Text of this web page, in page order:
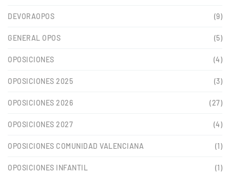
DEVORAOPOS (9)
GENERAL OPOS (5)
OPOSICIONES (4)
OPOSICIONES 2025 (3)
OPOSICIONES 2026 (27)
OPOSICIONES 2027 (4)
OPOSICIONES COMUNIDAD VALENCIANA (1)
OPOSICIONES INFANTIL (1)